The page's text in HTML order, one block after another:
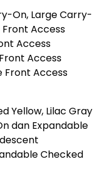
On, Large Carry-
Front Access
Access
Access
Front Access
Yellow, Lilac Gray
dan Expandable
Checked